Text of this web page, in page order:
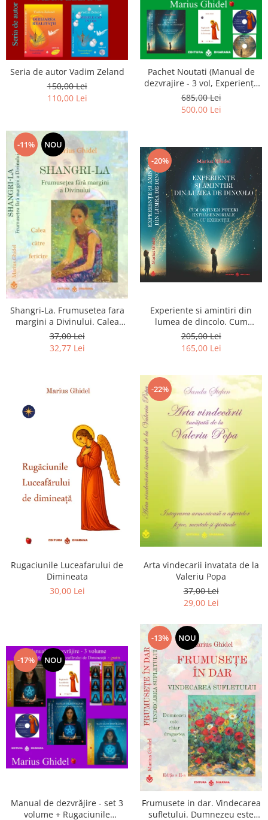
Seria de autor Vadim Zeland
150,00 Lei
110,00 Lei
Pachet Noutati (Manual de
dezvrajire - 3 vol, Experiențe
și amintiri, Rugăciunile
Luceafarului de dimineata) -
Marius Ghidel
685,00 Lei
500,00 Lei
-11% NOU
Shangri-La. Frumusetea fara
margini a Divinului. Calea
catre fericire
37,00 Lei
32,77 Lei
-20%
Experiente si amintiri din
lumea de dincolo. Cum
obtinem puteri
extrasenzoriale - cu exercitii
205,00 Lei
165,00 Lei
Rugaciunile Luceafarului de
Dimineata
30,00 Lei
-22%
Arta vindecarii invatata de la
Valeriu Popa
37,00 Lei
29,00 Lei
-17% NOU
Manual de dezvrăjire - set 3
volume + Rugaciunile
-13% NOU
Frumusete in dar. Vindecarea
sufletului. Dumnezeu este